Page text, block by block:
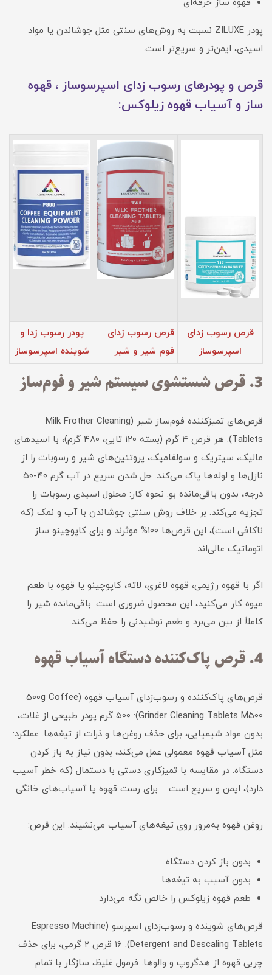
قهوه ساز حرفه‌ای
پودر ZILUXE نسبت به روش‌های سنتی مثل جوشاندن یا مواد
اسیدی، ایمن‌تر و سریع‌تر است.
قرص و پودرهای رسوب زدای اسپرسوساز ، قهوه
ساز و آسیاب قهوه زیلوکس:
قرص رسوب زدای
اسپرسوساز
قرص رسوب زدای
فوم‌ شیر و شیر
پودر رسوب زدا و
شوینده اسپرسوساز
3. قرص شستشوی سیستم شیر و فوم‌ساز
قرص‌های تمیزکننده فوم‌ساز شیر (Milk Frother Cleaning
Tablets): هر قرص ۴ گرم (بسته ۱۲۰ تایی، ۴۸۰ گرم)، با اسیدهای
مالیک، سیتریک و سولفامیک، پروتئین‌های شیر و رسوبات را از
نازل‌ها و لوله‌ها پاک می‌کند. حل شدن سریع در آب گرم ۴۰-۵۰
درجه، بدون باقی‌مانده بو. نحوه کار: محلول اسیدی رسوبات را
تجزیه می‌کند. بر خلاف روش سنتی جوشاندن با آب و نمک (که
ناکافی است)، این قرص‌ها ۱۰۰% موثرند و برای کاپوچینو ساز
اتوماتیک عالی‌اند.
اگر با قهوه رژیمی، قهوه لاغری، لاته، کاپوچینو یا قهوه با طعم
میوه کار می‌کنید، این محصول ضروری است. باقی‌مانده شیر را
کاملاً از بین می‌برد و طعم نوشیدنی را حفظ می‌کند.
4. قرص پاک‌کننده دستگاه آسیاب قهوه
قرص‌های پاک‌کننده و رسوب‌زدای آسیاب قهوه (500g Coffee
Grinder Cleaning Tablets M500): ۵۰۰ گرم پودر طبیعی از غلات،
بدون مواد شیمیایی، برای حذف روغن‌ها و ذرات از تیغه‌ها. عملکرد:
مثل آسیاب قهوه معمولی عمل می‌کند، بدون نیاز به باز کردن
دستگاه. در مقایسه با تمیزکاری دستی با دستمال (که خطر آسیب
دارد)، ایمن و سریع است – برای رست قهوه یا آسیاب‌های خانگی.
روغن قهوه به‌مرور روی تیغه‌های آسیاب می‌نشیند. این قرص:
بدون باز کردن دستگاه
بدون آسیب به تیغه‌ها
طعم قهوه زیلوکس را خالص نگه می‌دارد
قرص‌های شوینده و رسوب‌زدای اسپرسو (Espresso Machine
Detergent and Descaling Tablets): ۱۶ قرص ۲ گرمی، برای حذف
چربی قهوه از هدگروپ و والوها. فرمول غلیظ، سازگار با تمام